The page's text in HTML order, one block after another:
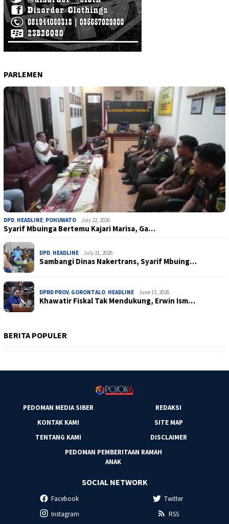
PARLEMEN
DPD, HEADLINE, POHUWATO July 22, 2026
Syarif Mbuinga Bertemu Kajari Marisa, Ga…
DPD, HEADLINE July 21, 2026
Sambangi Dinas Nakertrans, Syarif Mbuing…
DPRD PROV. GORONTALO, HEADLINE June 15, 2026
Khawatir Fiskal Tak Mendukung, Erwin Ism…
BERITA POPULER
PEDOMAN MEDIA SIBER
REDAKSI
KONTAK KAMI
SITE MAP
TENTANG KAMI
DISCLAIMER
PEDOMAN PEMBERITAAN RAMAH
ANAK
SOCIAL NETWORK
Facebook
Twitter
Instagram
RSS